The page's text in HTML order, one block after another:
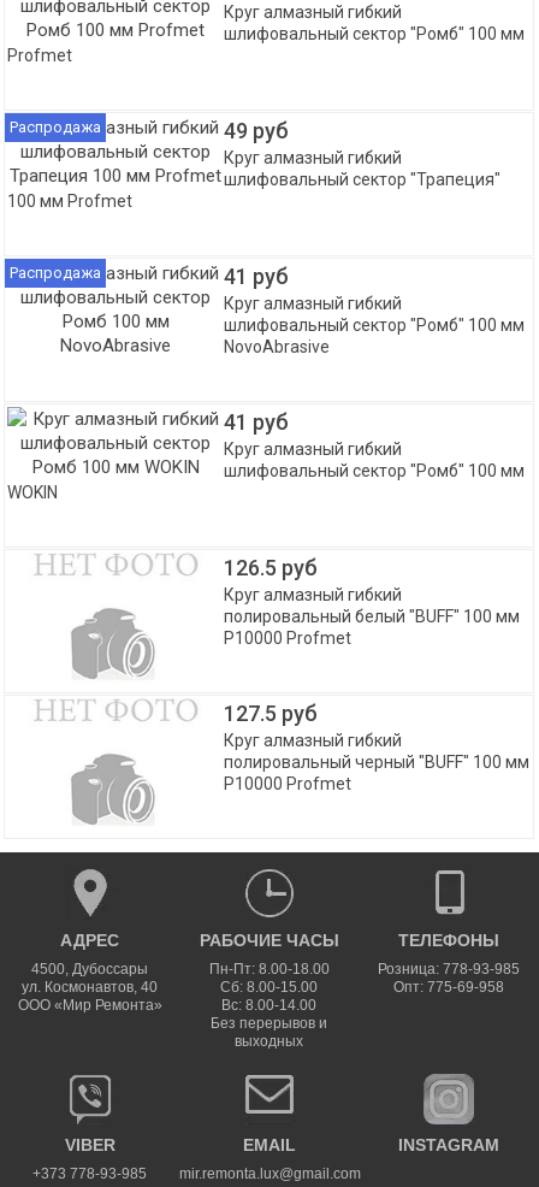
Круг алмазный гибкий
шлифовальный cектор "Ромб" 100 мм
Profmet
Распродажа 49 руб
Круг алмазный гибкий
шлифовальный cектор "Трапеция"
100 мм Profmet
Распродажа 41 руб
Круг алмазный гибкий
шлифовальный cектор "Ромб" 100 мм
NovoAbrasive
41 руб
Круг алмазный гибкий
шлифовальный cектор "Ромб" 100 мм
WOKIN
126.5 руб
Круг алмазный гибкий
полировальный белый "BUFF" 100 мм
P10000 Profmet
127.5 руб
Круг алмазный гибкий
полировальный черный "BUFF" 100 мм
P10000 Profmet
АДРЕС
4500,Дубоссары
ул. Космонавтов, 40
ООО «Мир Ремонта»
РАБОЧИЕ ЧАСЫ
Пн-Пт: 8.00-18.00
Сб: 8.00-15.00
Вс: 8.00-14.00
Без перерывов и
выходных
ТЕЛЕФОНЫ
Розница: 778-93-985
Опт: 775-69-958
VIBER
+373 778-93-985
EMAIL
mir.remonta.lux@gmail.com
INSTAGRAM